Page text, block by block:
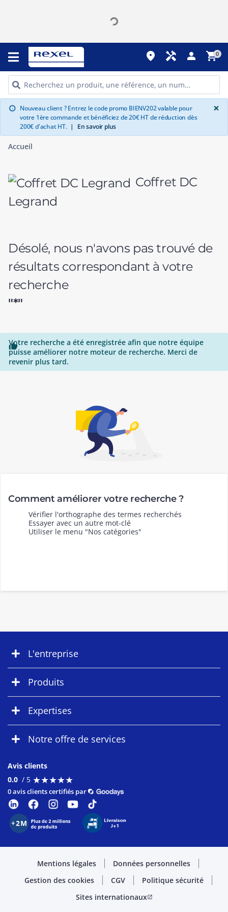
place handyman person shopping_cart0
info Nouveau client ? Entrez le code promo BIENV202 valable pour
votre 1ère commande et bénéficiez de 20€ HT de réduction dès
200€ d'achat HT. | En savoir plus
×
Accueil
Coffret DC
Legrand
Désolé, nous n'avons pas trouvé de
résultats correspondant à votre
recherche
"*"

Votre recherche a été enregistrée afin que notre équipe
puisse améliorer notre moteur de recherche. Merci de
revenir plus tard.
Comment améliorer votre recherche ?
Vérifier l'orthographe des termes recherchés
Essayer avec un autre mot-clé
Utiliser le menu "Nos catégories"
L'entreprise
Produits
Expertises
Notre offre de services
Avis clients
0.0 / 5 ★★★★★
★★★★★
0 avis clients certifiés par
Mentions légales
Données personnelles
Gestion des cookies
CGV
Politique sécurité
Sites internationauxopen_in_new